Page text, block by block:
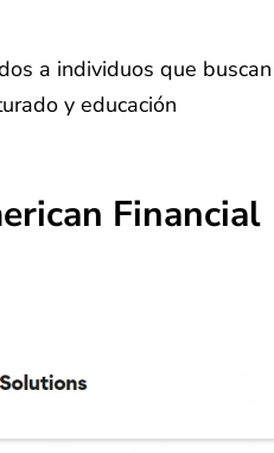
a individuos que buscan
y educación
Financial